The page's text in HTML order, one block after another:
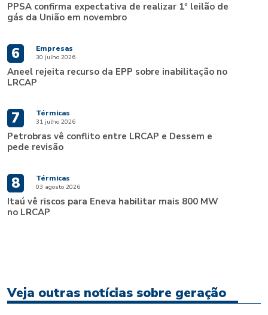
PPSA confirma expectativa de realizar 1º leilão de
gás da União em novembro
6 Empresas
30 julho 2026
Aneel rejeita recurso da EPP sobre inabilitação no
LRCAP
7 Térmicas
31 julho 2026
Petrobras vê conflito entre LRCAP e Dessem e
pede revisão
8 Térmicas
03 agosto 2026
Itaú vê riscos para Eneva habilitar mais 800 MW
no LRCAP
Veja outras notícias sobre geração